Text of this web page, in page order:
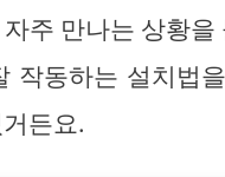
주 만나는 상황
작동하는 설치법
든요.